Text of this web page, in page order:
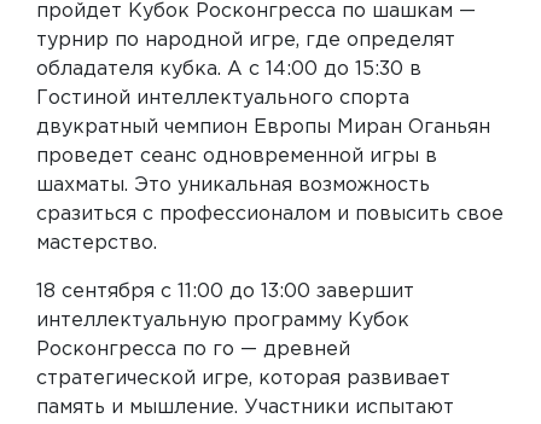
пройдет Кубок Росконгресса по шашкам —
турнир по народной игре, где определят
обладателя кубка. А с 14:00 до 15:30 в
Гостиной интеллектуального спорта
двукратный чемпион Европы Миран Оганьян
проведет сеанс одновременной игры в
шахматы. Это уникальная возможность
сразиться с профессионалом и повысить свое
мастерство.
18 сентября с 11:00 до 13:00 завершит
интеллектуальную программу Кубок
Росконгресса по го — древней
стратегической игре, которая развивает
память и мышление. Участники испытают